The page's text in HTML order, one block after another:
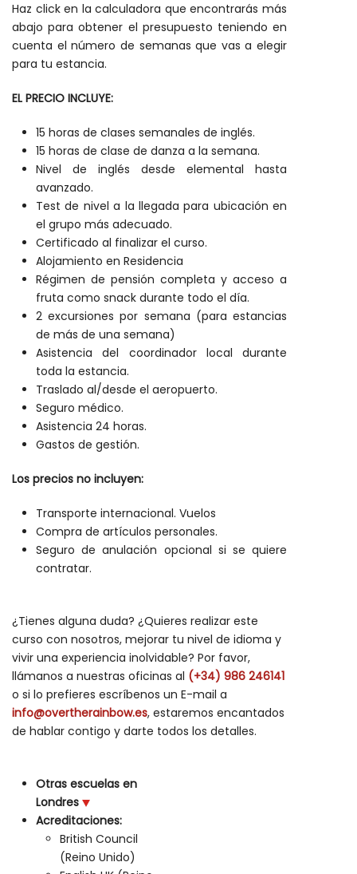
Haz click en la calculadora que encontrarás más
abajo para obtener el presupuesto teniendo en
cuenta el número de semanas que vas a elegir
para tu estancia.
EL PRECIO INCLUYE:
15 horas de clases semanales de inglés.
15 horas de clase de danza a la semana.
Nivel de inglés desde elemental hasta
avanzado.
Test de nivel a la llegada para ubicación en
el grupo más adecuado.
Certificado al finalizar el curso.
Alojamiento en Residencia
Régimen de pensión completa y acceso a
fruta como snack durante todo el día.
2 excursiones por semana (para estancias
de más de una semana)
Asistencia del coordinador local durante
toda la estancia.
Traslado al/desde el aeropuerto.
Seguro médico.
Asistencia 24 horas.
Gastos de gestión.
Los precios no incluyen:
Transporte internacional. Vuelos
Compra de artículos personales.
Seguro de anulación opcional si se quiere
contratar.
¿Tienes alguna duda? ¿Quieres realizar este
curso con nosotros, mejorar tu nivel de idioma y
vivir una experiencia inolvidable? Por favor,
llámanos a nuestras oficinas al (+34) 986 246141
o si lo prefieres escríbenos un E-mail a
info@overtherainbow.es, estaremos encantados
de hablar contigo y darte todos los detalles.
Otras escuelas en
Londres
Acreditaciones:
British Council
(Reino Unido)